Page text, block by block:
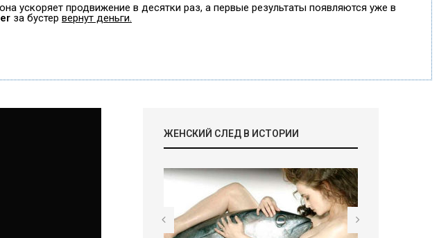
ускоряет продвижение в десятки раз, а первые результаты появляются уже в
за бустер вернут деньги.
ЖЕНСКИЙ СЛЕД В ИСТОРИИ